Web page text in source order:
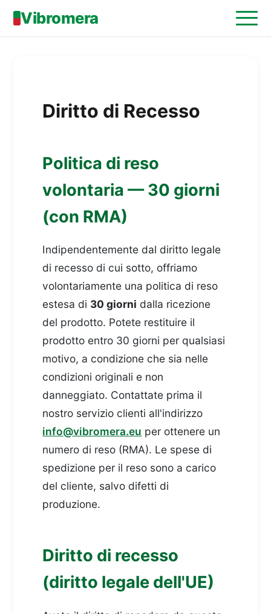
Vibromera
Diritto di Recesso
Politica di reso
volontaria — 30 giorni
(con RMA)
Indipendentemente dal diritto legale
di recesso di cui sotto, offriamo
volontariamente una politica di reso
estesa di 30 giorni dalla ricezione
del prodotto. Potete restituire il
prodotto entro 30 giorni per qualsiasi
motivo, a condizione che sia nelle
condizioni originali e non
danneggiato. Contattate prima il
nostro servizio clienti all'indirizzo
info@vibromera.eu per ottenere un
numero di reso (RMA). Le spese di
spedizione per il reso sono a carico
del cliente, salvo difetti di
produzione.
Diritto di recesso
(diritto legale dell'UE)